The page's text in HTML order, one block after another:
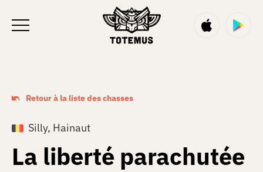
Retour à la liste des chasses
Silly, Hainaut
La liberté parachutée